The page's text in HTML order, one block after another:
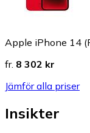
Apple iPhone 14
fr. 8 302 kr
Jämför alla priser
Insikter